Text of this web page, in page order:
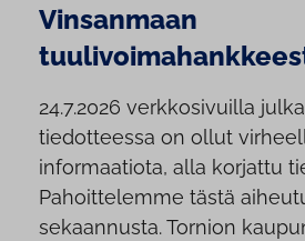
Vinsanmaan
24.7.2026 verkkosivuilla
tiedotteessa on ollut
informaatiota, alla korjattu
Pahoittelemme tästä
sekaannusta. Tornion